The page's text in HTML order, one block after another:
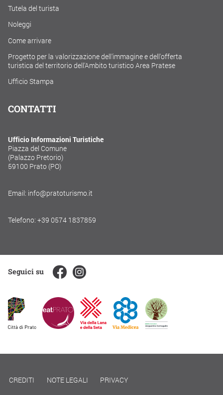
Tutela del turista
Noleggi
Come arrivare
Progetto per la valorizzazione dell'immagine e dell'offerta
turistica del territorio dell'Ambito turistico Area Pratese
Ufficio Stampa
CONTATTI
Ufficio Informazioni Turistiche
Piazza del Comune
(Palazzo Pretorio)
59100 Prato (PO)
Email: info@pratoturismo.it
Telefono: +39 0574 1837859
Seguici su
CREDITI NOTE LEGALI
PRIVACY